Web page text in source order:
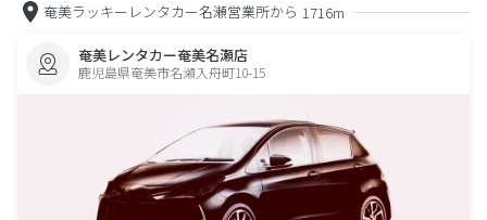
奄美ラッキーレンタカー名瀬営業所から 1716m
奄美レンタカー奄美名瀬店
鹿児島県奄美市名瀬入舟町10-15